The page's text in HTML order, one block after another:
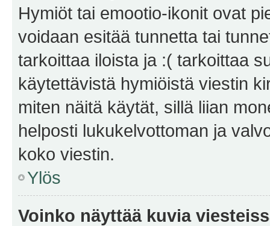
Hymiöt tai emootio-ikonit ovat
voidaan esitää tunnetta tai
tarkoittaa iloista ja :( tarkoittaa
käytettävistä hymiöistä viestin
miten näitä käytät, sillä liian
helposti lukukelvottoman ja
koko viestin.
Ylös
Voinko näyttää kuvia